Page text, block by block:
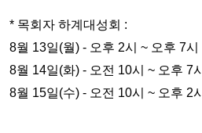
* 목회자 하계대성회 :
8월 13일(월) - 오후 2시 ~ 오후 7시
8월 14일(화) - 오전 10시 ~ 오후 7시
8월 15일(수) - 오전 10시 ~ 오후 2시